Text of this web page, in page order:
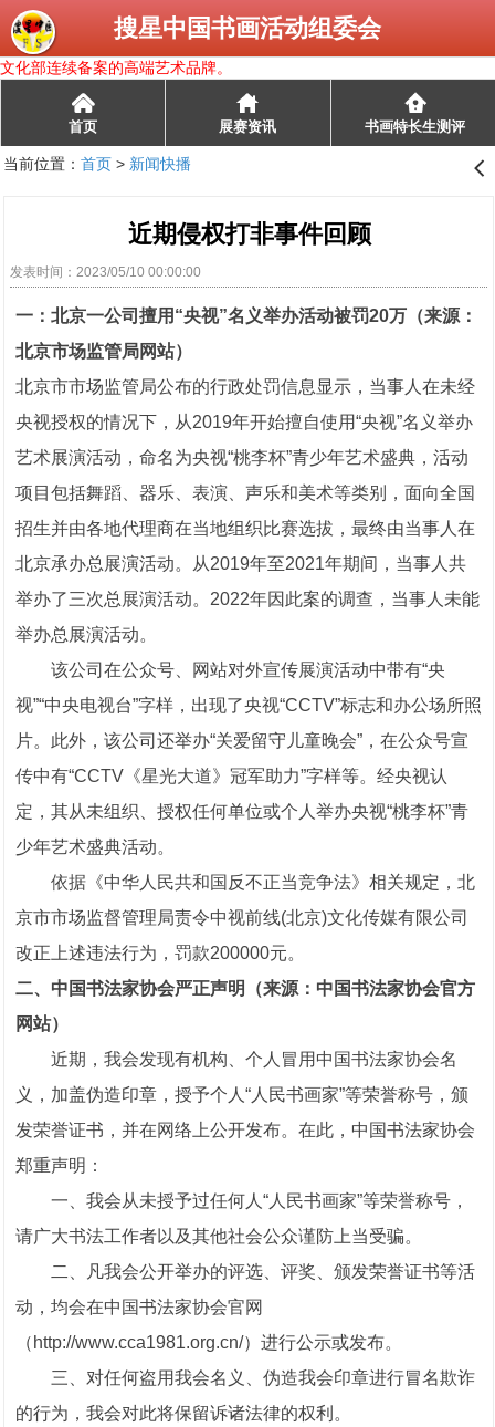
搜星中国书画活动组委会
文化部连续备案的高端艺术品牌。
󰄫
首页 展赛资讯 书画特长生测评
当前位置： 首页> 新闻快播 󰊒
近期侵权打非事件回顾
发表时间：2023/05/10 00:00:00
一：北京一公司擅用“央视”名义举办活动被罚20万（来源：
北京市场监管局网站）
北京市市场监管局公布的行政处罚信息显示，当事人在未经
央视授权的情况下，从2019年开始擅自使用“央视”名义举办
艺术展演活动，命名为央视“桃李杯”青少年艺术盛典，活动
项目包括舞蹈、器乐、表演、声乐和美术等类别，面向全国
招生并由各地代理商在当地组织比赛选拔，最终由当事人在
北京承办总展演活动。从2019年至2021年期间，当事人共
举办了三次总展演活动。2022年因此案的调查，当事人未能
举办总展演活动。
该公司在公众号、网站对外宣传展演活动中带有“央
视”“中央电视台”字样，出现了央视“CCTV”标志和办公场所照
片。此外，该公司还举办“关爱留守儿童晚会”，在公众号宣
传中有“CCTV《星光大道》冠军助力”字样等。经央视认
定，其从未组织、授权任何单位或个人举办央视“桃李杯”青
少年艺术盛典活动。
依据《中华人民共和国反不正当竞争法》相关规定，北
京市市场监督管理局责令中视前线(北京)文化传媒有限公司
改正上述违法行为，罚款200000元。
二、中国书法家协会严正声明（来源：中国书法家协会官方
网站）
近期，我会发现有机构、个人冒用中国书法家协会名
义，加盖伪造印章，授予个人“人民书画家”等荣誉称号，颁
发荣誉证书，并在网络上公开发布。在此，中国书法家协会
郑重声明：
一、我会从未授予过任何人“人民书画家”等荣誉称号，
请广大书法工作者以及其他社会公众谨防上当受骗。
二、凡我会公开举办的评选、评奖、颁发荣誉证书等活
动，均会在中国书法家协会官网
（http://www.cca1981.org.cn/）进行公示或发布。
三、对任何盗用我会名义、伪造我会印章进行冒名欺诈
的行为，我会对此将保留诉诸法律的权利。